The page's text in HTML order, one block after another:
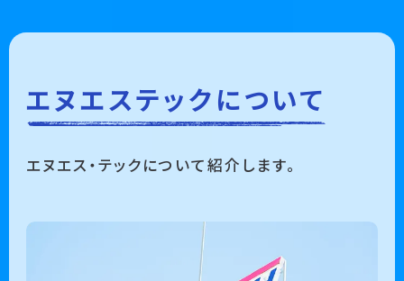
エヌエステックについて
エヌエス・テックについて紹介します。